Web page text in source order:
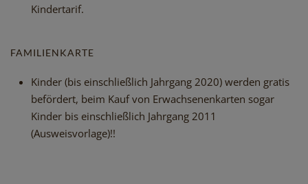
Kindertarif.
FAMILIENKARTE
Kinder (bis einschließlich Jahrgang 2020) werden gratis
befördert, beim Kauf von Erwachsenenkarten sogar
Kinder bis einschließlich Jahrgang 2011
(Ausweisvorlage)!!